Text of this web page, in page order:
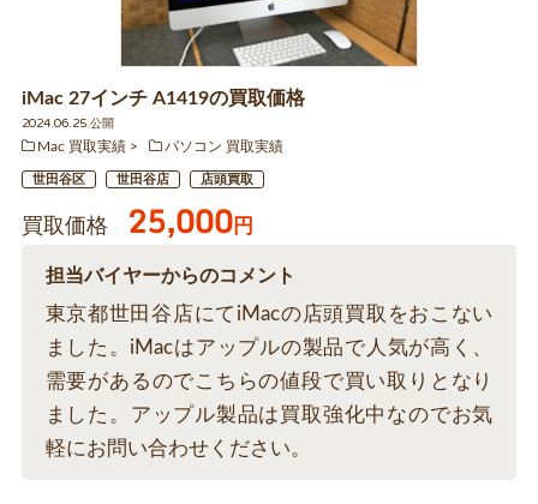
iMac 27インチ A1419の買取価格
2024.06.25 公開
Mac 買取実績
パソコン 買取実績
世田谷区 世田谷店 店頭買取
買取価格 25,000円
担当バイヤーからのコメント
東京都世田谷店にてiMacの店頭買取をおこない
ました。iMacはアップルの製品で人気が高く、
需要があるのでこちらの値段で買い取りとなり
ました。アップル製品は買取強化中なのでお気
軽にお問い合わせください。